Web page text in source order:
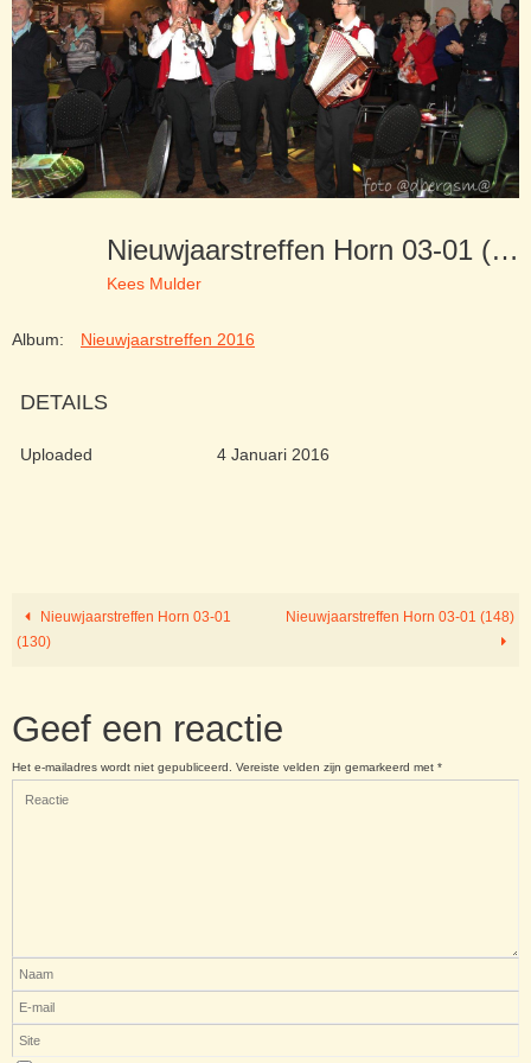
Nieuwjaarstreffen Horn 03-01 (146)
Kees Mulder
Album: Nieuwjaarstreffen 2016
DETAILS
Uploaded 4 Januari 2016
Nieuwjaarstreffen Horn 03-01
(130)
Nieuwjaarstreffen Horn 03-01 (148)
Geef een reactie
Het e-mailadres wordt niet gepubliceerd. Vereiste velden zijn gemarkeerd met *